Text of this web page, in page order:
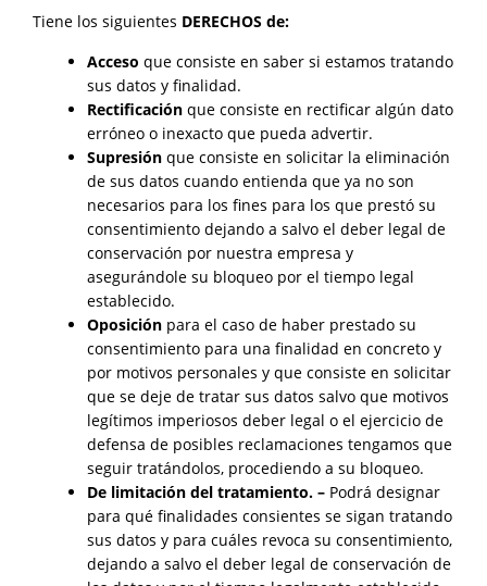
Tiene los siguientes DERECHOS de:
Acceso que consiste en saber si estamos tratando
sus datos y finalidad.
Rectificación que consiste en rectificar algún dato
erróneo o inexacto que pueda advertir.
Supresión que consiste en solicitar la eliminación
de sus datos cuando entienda que ya no son
necesarios para los fines para los que prestó su
consentimiento dejando a salvo el deber legal de
conservación por nuestra empresa y
asegurándole su bloqueo por el tiempo legal
establecido.
Oposición para el caso de haber prestado su
consentimiento para una finalidad en concreto y
por motivos personales y que consiste en solicitar
que se deje de tratar sus datos salvo que motivos
legítimos imperiosos deber legal o el ejercicio de
defensa de posibles reclamaciones tengamos que
seguir tratándolos, procediendo a su bloqueo.
De limitación del tratamiento. – Podrá designar
para qué finalidades consientes se sigan tratando
sus datos y para cuáles revoca su consentimiento,
dejando a salvo el deber legal de conservación de